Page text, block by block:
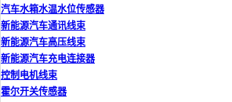
汽车水箱水温水位传感器
新能源汽车通讯线束
新能源汽车高压线束
新能源汽车充电连接器
控制电机线束
霍尔开关传感器